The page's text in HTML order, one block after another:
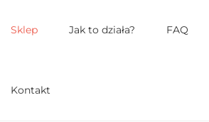
menuSklep Jak to działa? FAQ
Kontakt